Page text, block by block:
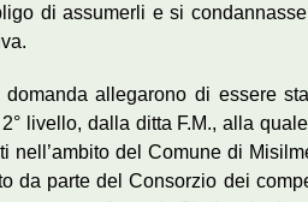
di assumerli e si
domanda allegarono di essere
livello, dalla ditta F.M., alla
nell’ambito del Comune di
da parte del Consorzio dei